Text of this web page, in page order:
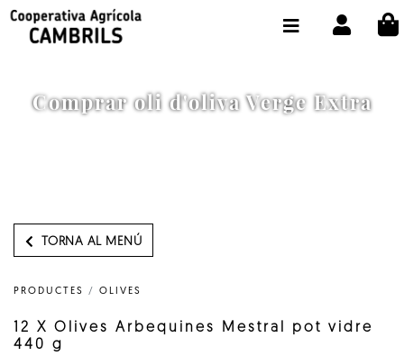
Comprar oli d'oliva Verge Extra
TORNA AL MENÚ
PRODUCTES / OLIVES
12 X Olives Arbequines Mestral pot vidre
440 g